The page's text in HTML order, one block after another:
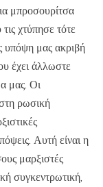
μπροσουρίτσα
χτύπησε τότε
υπόψη μας ακριβή
έχει άλλωστε
μας. Οι
ρωσική
Αυτή είναι η
μαρξιστές
συγκεντρωτική,